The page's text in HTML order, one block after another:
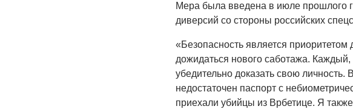
Мера была введена в июле прошлого
диверсий со стороны российских
«Безопасность является
дожидаться нового саботажа.
убедительно доказать свою
недостаточен паспорт с
приехали убийцы из Врбетице. Я